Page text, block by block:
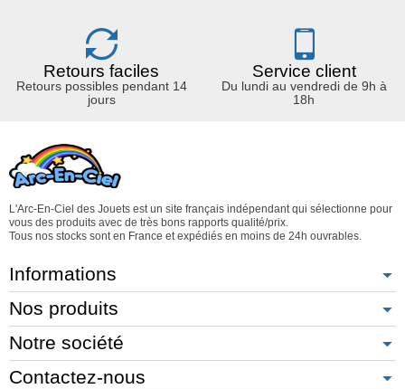
Retours faciles
Retours possibles pendant 14
jours
Service client
Du lundi au vendredi de 9h à
18h
L'Arc-En-Ciel des Jouets est un site français indépendant qui sélectionne pour
vous des produits avec de très bons rapports qualité/prix.
Tous nos stocks sont en France et expédiés en moins de 24h ouvrables.
Informations
Nos produits
Notre société
Contactez-nous